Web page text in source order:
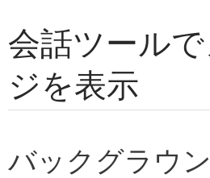
会話ツール
ジを表示
バックグラウ